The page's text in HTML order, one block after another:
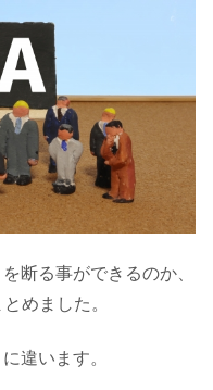
断る事ができるのか、
めました。
違います。